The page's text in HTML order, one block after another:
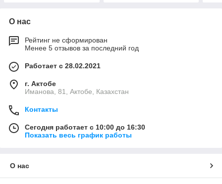
О нас
Рейтинг не сформирован
Менее 5 отзывов за последний год
Работает с 28.02.2021
г. Актобе
Иманова, 81, Актобе, Казахстан
Контакты
Сегодня работает с 10:00 до 16:30
Показать весь график работы
О нас